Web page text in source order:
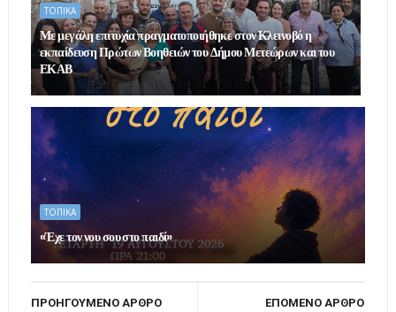
ΤΟΠΙΚΑ
Με μεγάλη επιτυχία πραγματοποιήθηκε στον Κλεινοβό η
εκπαίδευση Πρώτων Βοηθειών του Δήμου Μετεώρων και του
ΕΚΑΒ
ΤΟΠΙΚΑ
«Έχε τον νου σου στο παιδί»
ΕΠΟΜΕΝΟ ΑΡΘΡΟ
ΠΡΟΗΓΟΥΜΕΝΟ ΑΡΘΡΟ